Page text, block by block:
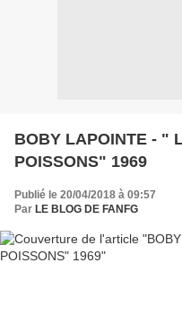
BOBY LAPOINTE - "
POISSONS" 1969
Publié le 20/04/2018 à 09:57
Par LE BLOG DE FANFG